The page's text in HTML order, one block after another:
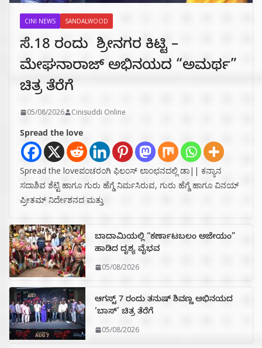
CINI NEWS SANDALWOOD
ಸೆ.18 ರಂದು ಶ್ರೀನಗರ ಕಿಟ್ಟಿ –
ಮೇಘನಾರಾಜ್ ಅಭಿನಯದ “ಅಮರ್ಥ”
ಚಿತ್ರ ತೆರೆಗೆ
05/08/2026 Cinisuddi Online
Spread the love
Spread the loveಪಂಚರಂಗಿ ಫಿಲಂಸ್ ಲಾಂಛನದಲ್ಲಿ ಡಾ|| ಕನ್ಯಾನ
ಸದಾಶಿವ ಶೆಟ್ಟಿ ಹಾಗೂ ಗುರು ಹೆಗ್ಡೆ ನಿರ್ಮಸಿರುವ, ಗುರು ಹೆಗ್ಡೆ ಹಾಗೂ ವಿನಯ್
ಪ್ರೀತಮ್ ನಿರ್ದೇಶನದ ಮತ್ತು
ಬಾದಾಮಿಯಲ್ಲಿ “ಕರ್ಣಾಟಬಲಂ ಅಜೇಯಂ”
ಹಾಡಿದ ದೃಶ್ಯ ವೈಭವ
05/08/2026
ಆಗಸ್ಟ್ 7 ರಂದು ತನುಷ್ ಶಿವಣ್ಣ ಅಭಿನಯದ
‘ಬಾಸ್’ ಚಿತ್ರ ತೆರೆಗೆ
05/08/2026